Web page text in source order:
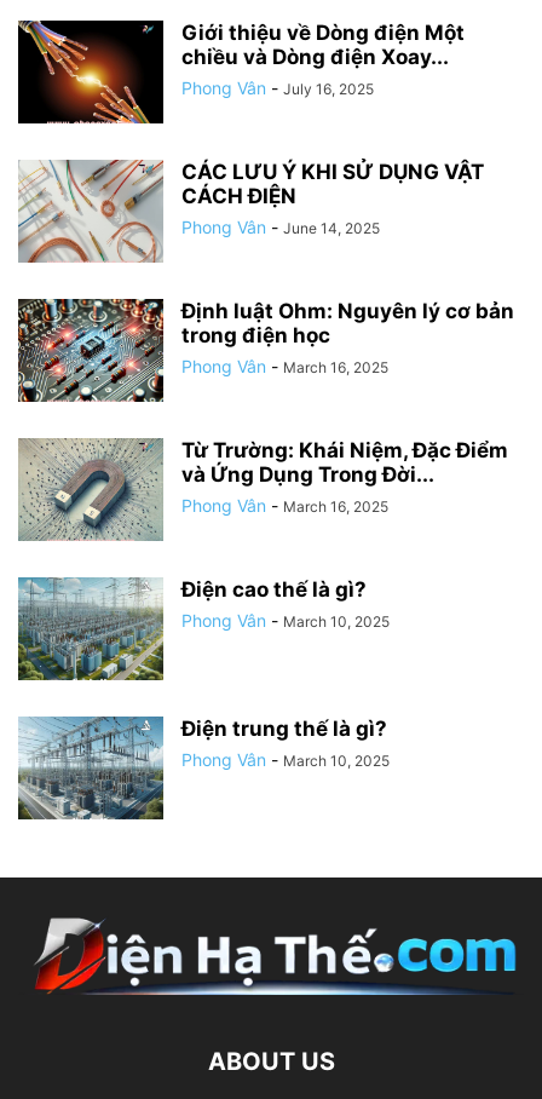
Giới thiệu về Dòng điện Một
chiều và Dòng điện Xoay...
Phong Vân - July 16, 2025
CÁC LƯU Ý KHI SỬ DỤNG VẬT
CÁCH ĐIỆN
Phong Vân - June 14, 2025
Định luật Ohm: Nguyên lý cơ bản
trong điện học
Phong Vân - March 16, 2025
Từ Trường: Khái Niệm, Đặc Điểm
và Ứng Dụng Trong Đời...
Phong Vân - March 16, 2025
Điện cao thế là gì?
Phong Vân - March 10, 2025
Điện trung thế là gì?
Phong Vân - March 10, 2025
ABOUT US